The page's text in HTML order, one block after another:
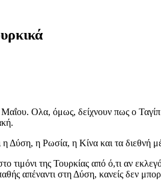
Ολα, όμως, δείχνουν πως ο Ταγίπ
η Δύση, η Ρωσία, η Κίνα και τα διεθνή
της Τουρκίας από ό,τι αν
απέναντι στη Δύση, κανείς δεν